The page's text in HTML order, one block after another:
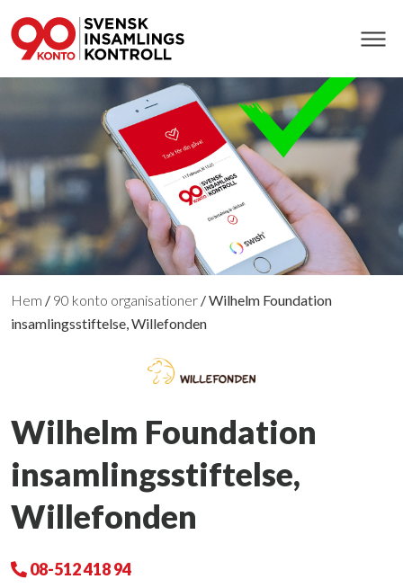
Hem / 90 konto organisationer /Wilhelm Foundation
insamlingsstiftelse, Willefonden
Wilhelm Foundation
insamlingsstiftelse,
Willefonden
08-512 418 94